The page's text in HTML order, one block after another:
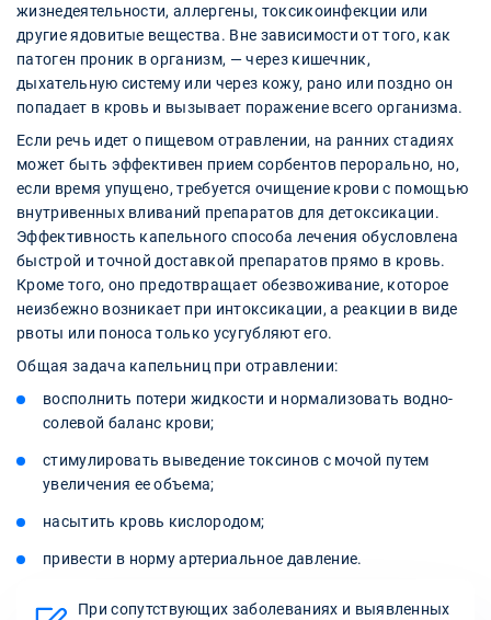
жизнедеятельности, аллергены, токсикоинфекции или
другие ядовитые вещества. Вне зависимости от того, как
патоген проник в организм, — через кишечник,
дыхательную систему или через кожу, рано или поздно он
попадает в кровь и вызывает поражение всего организма.
Если речь идет о пищевом отравлении, на ранних стадиях
может быть эффективен прием сорбентов перорально, но,
если время упущено, требуется очищение крови с помощью
внутривенных вливаний препаратов для детоксикации.
Эффективность капельного способа лечения обусловлена
быстрой и точной доставкой препаратов прямо в кровь.
Кроме того, оно предотвращает обезвоживание, которое
неизбежно возникает при интоксикации, а реакции в виде
рвоты или поноса только усугубляют его.
Общая задача капельниц при отравлении:
восполнить потери жидкости и нормализовать водно-
солевой баланс крови;
стимулировать выведение токсинов с мочой путем
увеличения ее объема;
насытить кровь кислородом;
привести в норму артериальное давление.
При сопутствующих заболеваниях и выявленных